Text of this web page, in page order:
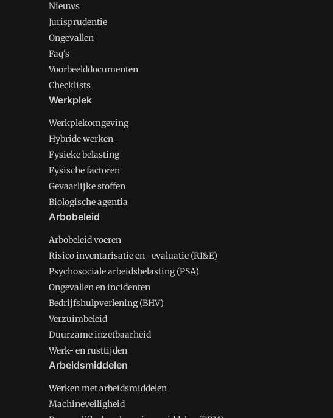
Nieuws
Jurisprudentie
Ongevallen
Faq's
Voorbeelddocumenten
Checklists
Werkplek
Werkplekomgeving
Hybride werken
Fysieke belasting
Fysische factoren
Gevaarlijke stoffen
Biologische agentia
Arbobeleid
Arbobeleid voeren
Risico inventarisatie en -evaluatie (RI&E)
Psychosociale arbeidsbelasting (PSA)
Ongevallen en incidenten
Bedrijfshulpverlening (BHV)
Verzuimbeleid
Duurzame inzetbaarheid
Werk- en rusttijden
Arbeidsmiddelen
Werken met arbeidsmiddelen
Machineveiligheid